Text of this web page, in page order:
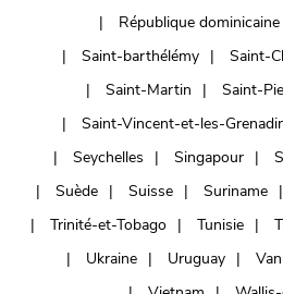
République dominicaine
Saint-barthélémy
Saint-
Saint-Martin
Saint-
Saint-Vincent-et-les-
Seychelles
Singapour
Suède
Suisse Suriname
Trinité-et-Tobago
Tunisie
Ukraine
Uruguay